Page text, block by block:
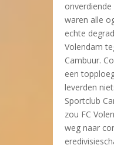
onverdiende
waren alle
echte
Volendam
Cambuur.
een
leverden
Sportclub
zou FC
weg naar